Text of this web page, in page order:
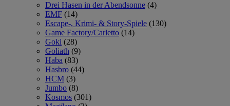
Drei Hasen in der Abendsonne (4)
EMF (14)
Escape-, Krimi- & Story-Spiele (130)
Game Factory/Carletto (14)
Goki (28)
Goliath (9)
Haba (83)
Hasbro (44)
HCM (3)
Jumbo (8)
Kosmos (301)